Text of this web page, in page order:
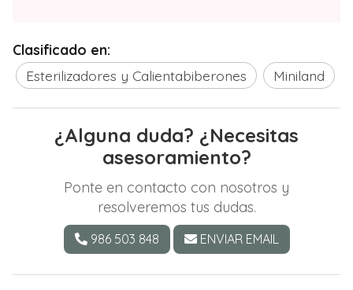
Clasificado en:
Esterilizadores y Calientabiberones
Miniland
¿Alguna duda? ¿Necesitas
asesoramiento?
Ponte en contacto con nosotros y
resolveremos tus dudas.
986 503 848 ENVIAR EMAIL